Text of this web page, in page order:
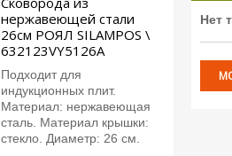
нержавеющей стали
26см РОЯЛ SILAMPOS \
632123VY5126A
Подходит для
индукционных плит.
Материал: нержавеющая
сталь. Материал крышки:
стекло. Диаметр: 26 см.
Нет